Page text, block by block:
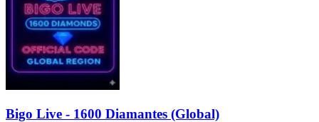
Bigo Live - 1600 Diamantes (Global)